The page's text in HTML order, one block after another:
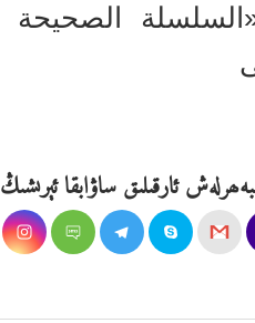
ئارقىلىق ساۋابقا ئېرىشىڭ